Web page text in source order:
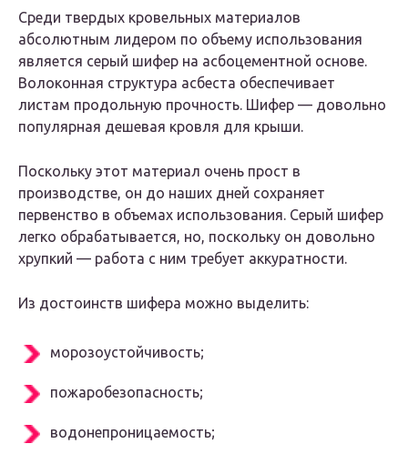
Среди твердых кровельных материалов
абсолютным лидером по объему использования
является серый шифер на асбоцементной основе.
Волоконная структура асбеста обеспечивает
листам продольную прочность. Шифер — довольно
популярная дешевая кровля для крыши.
Поскольку этот материал очень прост в
производстве, он до наших дней сохраняет
первенство в объемах использования. Серый шифер
легко обрабатывается, но, поскольку он довольно
хрупкий — работа с ним требует аккуратности.
Из достоинств шифера можно выделить:
морозоустойчивость;
пожаробезопасность;
водонепроницаемость;